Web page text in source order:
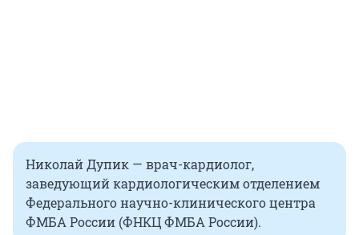
Николай Дупик — врач-кардиолог,
заведующий кардиологическим отделением
Федерального научно-клинического центра
ФМБА России (ФНКЦ ФМБА России).